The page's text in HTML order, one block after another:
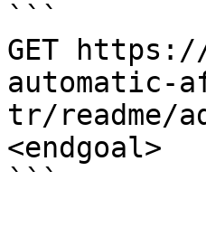
```
GET
automatic-
tr/readme/
<endgoal>
```